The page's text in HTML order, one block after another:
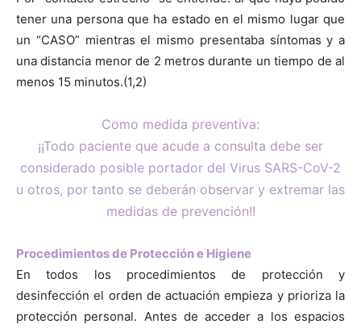
tener una persona que ha estado en el mismo lugar que
un “CASO” mientras el mismo presentaba síntomas y a
una distancia menor de 2 metros durante un tiempo de al
menos 15 minutos.(1,2)
Como medida preventiva:
¡¡Todo paciente que acude a consulta debe ser
considerado posible portador del Virus SARS-CoV-2
u otros, por tanto se deberán observar y extremar las
medidas de prevención!!
Procedimientos de Protección e Higiene
En todos los procedimientos de protección y
desinfección el orden de actuación empieza y prioriza la
protección personal. Antes de acceder a los espacios